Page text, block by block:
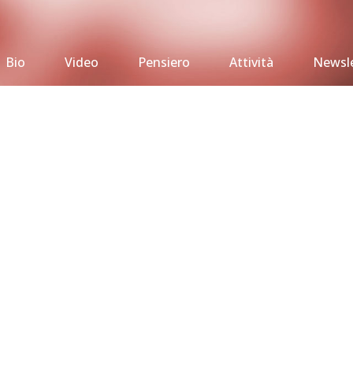
Bio Video Pensiero Attività